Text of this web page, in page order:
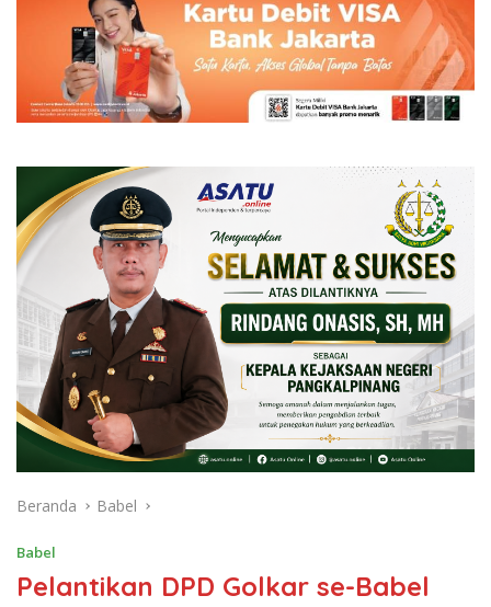
Beranda Babel
Babel
Pelantikan DPD Golkar se-Babel